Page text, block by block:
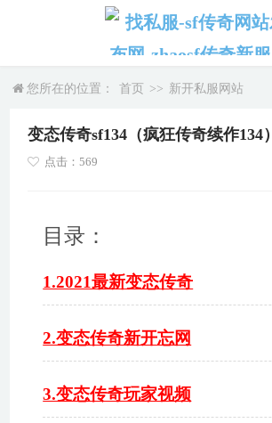
您所在的位置： 首页 >> 新开私服网站
变态传奇sf134（疯狂传奇续作134）
点击：569
目录：
1.2021最新变态传奇
2.变态传奇新开忘网
3.变态传奇玩家视频